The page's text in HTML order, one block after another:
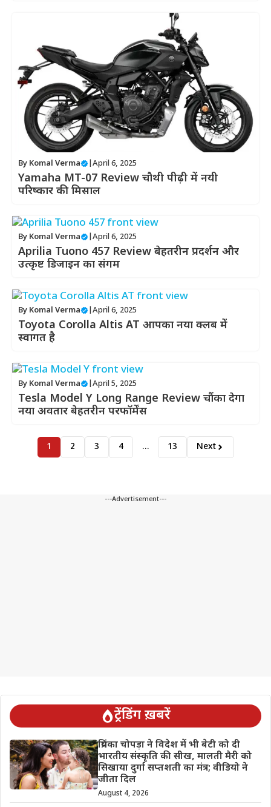
By Komal Verma April 6, 2025
Yamaha MT-07 Review चौथी पीढ़ी में नयी
परिष्कार की मिसाल
By Komal Verma April 6, 2025
Aprilia Tuono 457 Review बेहतरीन प्रदर्शन और
उत्कृष्ट डिजाइन का संगम
By Komal Verma April 6, 2025
Toyota Corolla Altis AT आपका नया क्लब में
स्वागत है
By Komal Verma April 5, 2025
Tesla Model Y Long Range Review चौंका देगा
नया अवतार बेहतरीन परफॉर्मेंस
1 2 3 4 … 13 Next
---Advertisement---
ट्रेंडिंग ख़बरें
प्रियंका चोपड़ा ने विदेश में भी बेटी को दी
भारतीय संस्कृति की सीख, मालती मैरी को
सिखाया दुर्गा सप्तशती का मंत्र; वीडियो ने
जीता दिल
August 4, 2026